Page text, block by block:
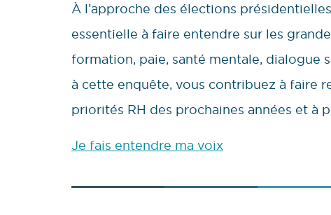
À l’approche des élections
essentielle à faire entendre sur les
formation, paie, santé mentale, dialogue
à cette enquête, vous contribuez à faire
priorités RH des prochaines années et à
Je fais entendre ma voix